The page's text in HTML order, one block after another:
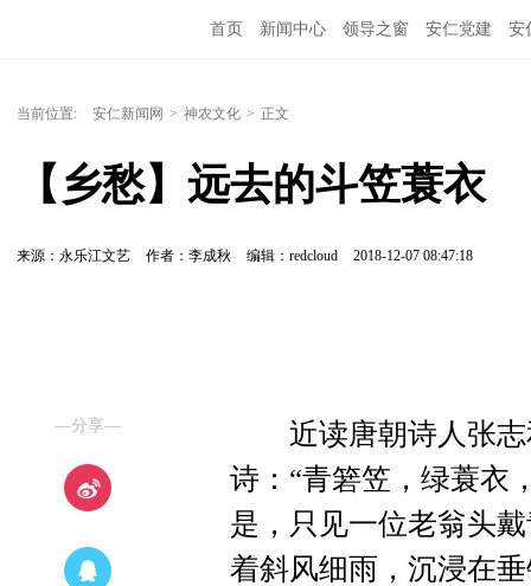
首页 新闻中心 领导之窗 安仁党建 安
当前位置: 安仁新闻网 > 神农文化 > 正文
【乡愁】远去的斗笠蓑衣
来源：永乐江文艺 作者：李成秋 编辑：redcloud 2018-12-07 08:47:18
—分享—
近读唐朝诗人张志
诗：“青箬笠，绿蓑衣
是，只见一位老翁头
着斜风细雨，沉浸在